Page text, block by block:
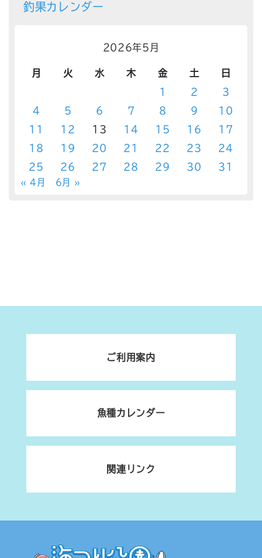
釣果カレンダー
2026年5月
月 火 水 木 金 土
日
1
2
3
4
5 6 7 8 9
10
11
12 13 14 15 16
17
18
19 20 21 22 23
24
25
26 27 28 29 30 31
« 4月 6月 »
ご利用案内
魚種カレンダー
関連リンク